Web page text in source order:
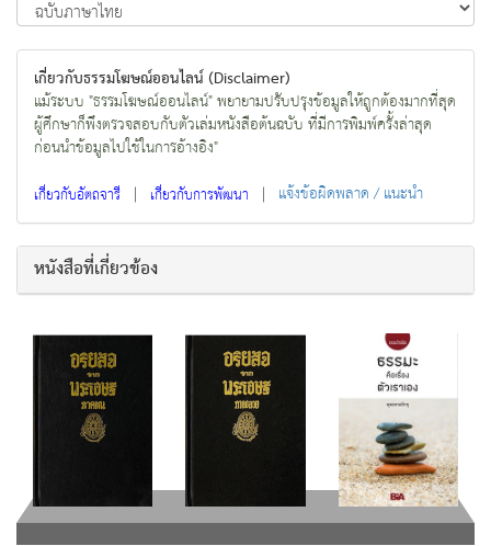
เกี่ยวกับธรรมโฆษณ์ออนไลน์ (Disclaimer)
แม้ระบบ "ธรรมโฆษณ์ออนไลน์" พยายามปรับปรุงข้อมูลให้ถูกต้องมากที่สุด
ผู้ศึกษาก็พึงตรวจสอบกับตัวเล่มหนังสือต้นฉบับ ที่มีการพิมพ์ครั้งล่าสุด
ก่อนนำข้อมูลไปใช้ในการอ้างอิง"
เกี่ยวกับอัตถจารี | เกี่ยวกับการพัฒนา | แจ้งข้อผิดพลาด / แนะนำ
หนังสือที่เกี่ยวข้อง